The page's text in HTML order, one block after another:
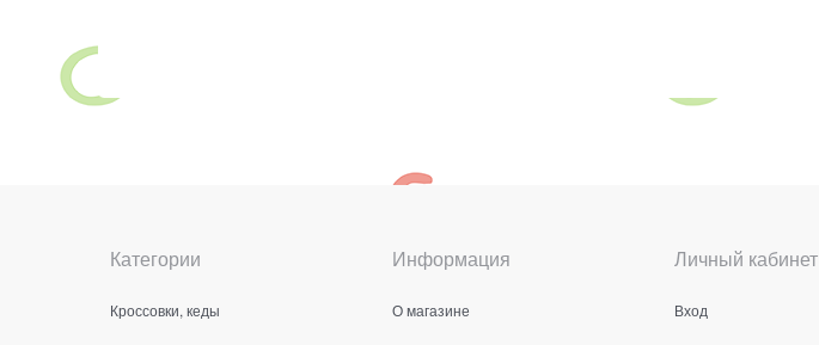
Категории
Кроссовки, кеды
Информация
О магазине
Личный кабинет
Вход